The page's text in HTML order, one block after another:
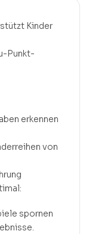
Kinder
Punkt-
erkennen
von
spornen